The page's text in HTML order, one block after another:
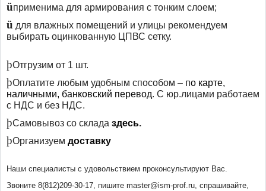
üприменима для армирования с тонким слоем;
ü для влажных помещений и улицы рекомендуем
выбирать оцинкованную ЦПВС сетку.
þОтгрузим от 1 шт.
þОплатите любым удобным способом – по карте,
наличными, банковский перевод. С юр.лицами работаем
с НДС и без НДС.
þСамовывоз со склада здесь.
þОрганизуем доставку
Наши специалисты с удовольствием проконсультируют Вас.
Звоните 8(812)209-30-17, пишите master@ism-prof.ru, спрашивайте,